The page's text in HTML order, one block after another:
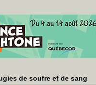
de soufre et de sang